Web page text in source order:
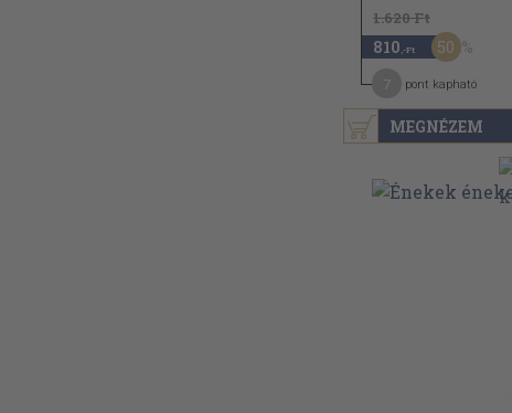
MEGNÉZEM
1.620 Ft
810 ,-Ft 50
pont kapható